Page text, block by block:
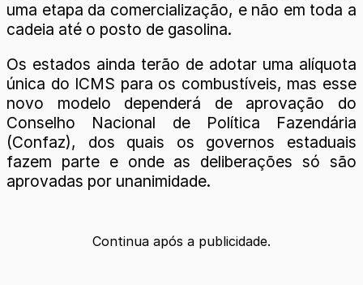
uma etapa da comercialização, e não em toda a
cadeia até o posto de gasolina.
Os estados ainda terão de adotar uma alíquota
única do ICMS para os combustíveis, mas esse
novo modelo dependerá de aprovação do
Conselho Nacional de Política Fazendária
(Confaz), dos quais os governos estaduais
fazem parte e onde as deliberações só são
aprovadas por unanimidade.
Continua após a publicidade.